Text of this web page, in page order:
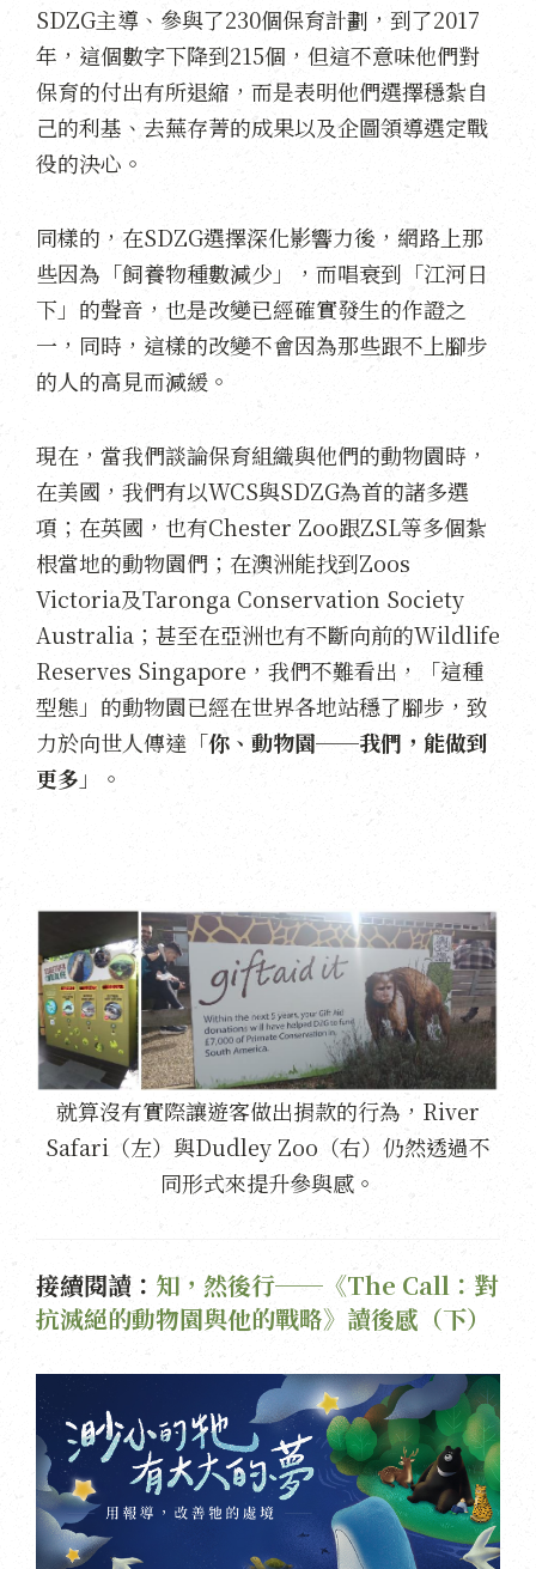
SDZG主導、參與了230個保育計劃，到了2017
年，這個數字下降到215個，但這不意味他們對
保育的付出有所退縮，而是表明他們選擇穩紮自
己的利基、去蕪存菁的成果以及企圖領導選定戰
役的決心。
同樣的，在SDZG選擇深化影響力後，網路上那
些因為「飼養物種數減少」，而唱衰到「江河日
下」的聲音，也是改變已經確實發生的作證之
一，同時，這樣的改變不會因為那些跟不上腳步
的人的高見而減緩。
現在，當我們談論保育組織與他們的動物園時，
在美國，我們有以WCS與SDZG為首的諸多選
項；在英國，也有Chester Zoo跟ZSL等多個紮
根當地的動物園們；在澳洲能找到Zoos
Victoria及Taronga Conservation Society
Australia；甚至在亞洲也有不斷向前的Wildlife
Reserves Singapore，我們不難看出，「這種
型態」的動物園已經在世界各地站穩了腳步，致
力於向世人傳達「你、動物園──我們，能做到
更多 」。
就算沒有實際讓遊客做出捐款的行為，River
Safari（左）與Dudley Zoo（右）仍然透過不
同形式來提升參與感。
接續閱讀： 知，然後行──《The Call：對
抗滅絕的動物園與他的戰略》讀後感（下）